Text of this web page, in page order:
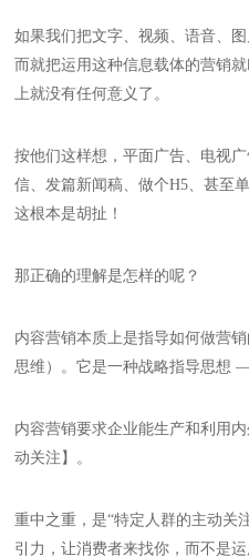
如果我们把文字、视频、语音、
而就把运用这种信息载体的营销
上就没有任何意义了。
按他们这样想，平面广告、电视
信、发篇新闻稿、做个H5、甚至
这根本是胡扯！
那正确的理解是怎样的呢？
内容营销本质上是指导如何做营
思维）。它是一种战略指导思想
内容营销要求企业能生产和利用
动关注】。
重中之重，是“特定人群的主动关
引力，让消费者来找你，而不是运